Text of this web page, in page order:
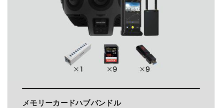
メモリーカードハブバンドル